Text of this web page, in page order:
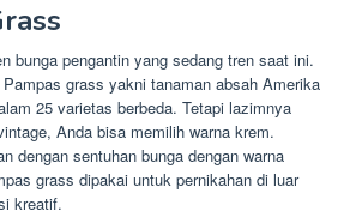
bunga pengantin yang sedang tren saat ini.
grass yakni tanaman absah Amerika
25 varietas berbeda. Tetapi lazimnya
Anda bisa memilih warna krem.
dengan sentuhan bunga dengan warna
grass dipakai untuk pernikahan di luar
kreatif.